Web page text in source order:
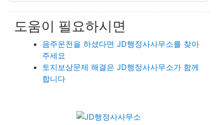
도움이 필요하시면
음주운전을 하셨다면 JD행정사사무소를 찾아
주세요
토지보상문제 해결은 JD행정사사무소가 함께
합니다